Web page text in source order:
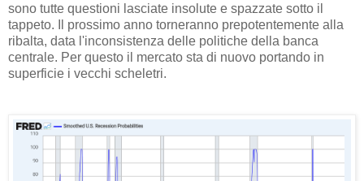
sono tutte questioni lasciate insolute e spazzate sotto il
tappeto. Il prossimo anno torneranno prepotentemente alla
ribalta, data l'inconsistenza delle politiche della banca
centrale. Per questo il mercato sta di nuovo portando in
superficie i vecchi scheletri.